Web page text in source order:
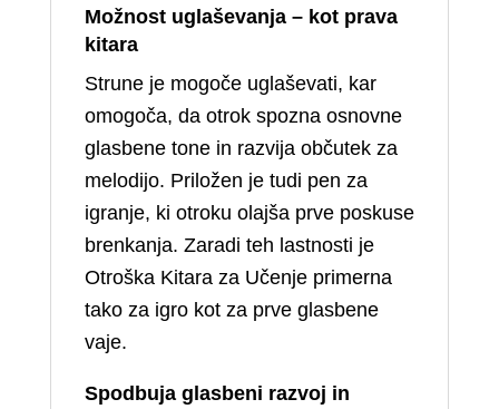
Možnost uglaševanja – kot prava
kitara
Strune je mogoče uglaševati, kar
omogoča, da otrok spozna osnovne
glasbene tone in razvija občutek za
melodijo. Priložen je tudi pen za
igranje, ki otroku olajša prve poskuse
brenkanja. Zaradi teh lastnosti je
Otroška Kitara za Učenje primerna
tako za igro kot za prve glasbene
vaje.
Spodbuja glasbeni razvoj in